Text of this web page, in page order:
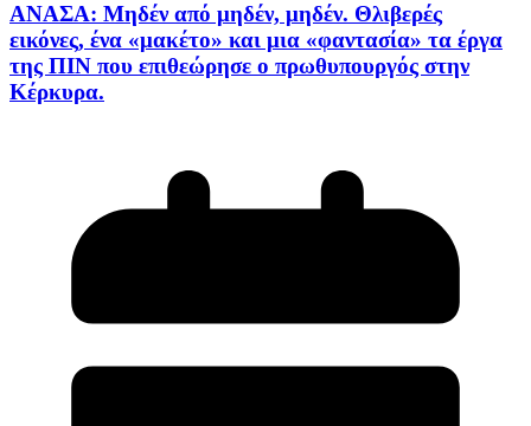
ΑΝΑΣΑ: Μηδέν από μηδέν, μηδέν. Θλιβερές
εικόνες, ένα «μακέτο» και μια «φαντασία» τα έργα
της ΠΙΝ που επιθεώρησε ο πρωθυπουργός στην
Κέρκυρα.